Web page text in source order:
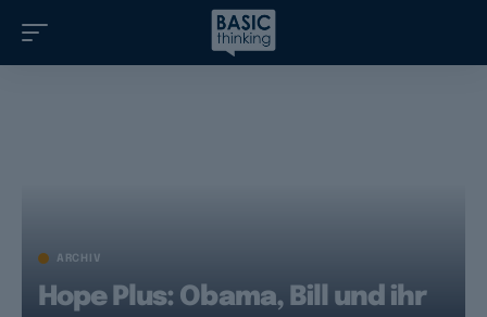
ARCHIV
Hope Plus: Obama, Bill und ihr